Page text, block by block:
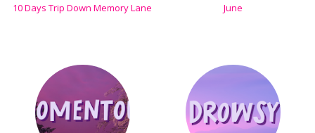
10 Days Trip Down Memory Lane June